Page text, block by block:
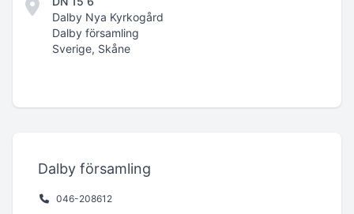
Dalby Nya Kyrkogård
Dalby församling
Sverige, Skåne
Dalby församling
046-208612